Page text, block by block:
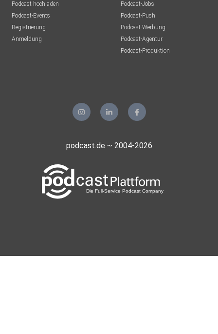
Podcast hochladen
Podcast-Events
Registrierung
Anmeldung
Podcast-Jobs
Podcast-Push
Podcast-Werbung
Podcast-Agentur
Podcast-Produktion
podcast.de ~ 2004-2026